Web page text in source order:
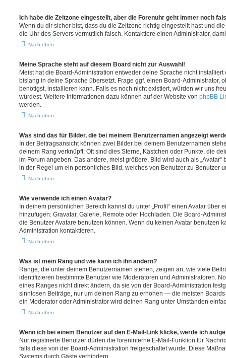
Ich habe die Zeitzone eingestellt, aber die Forenuhr geht immer noch
Wenn du dir sicher bist, dass du die Zeitzone richtig eingestellt hast und
die Uhr des Servers vermutlich falsch. Kontaktiere einen Administrator,
Nach oben
Meine Sprache steht auf diesem Board nicht zur Auswahl!
Meist hat die Board-Administration entweder deine Sprache nicht
bislang in deine Sprache übersetzt. Frage ggf. einen Board-Administrator,
benötigst, installieren kann. Falls es noch nicht existiert, würden wir uns
würdest. Weitere Informationen dazu können auf der Website von phpBB
werden.
Nach oben
Was sind das für Bilder, die bei meinem Benutzernamen angezeigt
In der Beitragsansicht können zwei Bilder bei deinem Benutzernamen
deinem Rang verknüpft: Oft sind dies Sterne, Kästchen oder Punkte, die
im Forum angeben. Das andere, meist größere, Bild wird auch als
in der Regel um ein persönliches Bild, welches von Benutzer zu Benutzer
Nach oben
Wie verwende ich einen Avatar?
In deinem persönlichen Bereich kannst du unter „Profil“ einen Avatar über
hinzufügen: Gravatar, Galerie, Remote oder Hochladen. Die Board-
die Benutzer Avatare benutzen können. Wenn du keinen Avatar benutzen
Administration kontaktieren.
Nach oben
Was ist mein Rang und wie kann ich ihn ändern?
Ränge, die unter deinem Benutzernamen stehen, zeigen an, wie viele
identifizieren bestimmte Benutzer wie Moderatoren und Administratoren.
eines Ranges nicht direkt ändern, da sie von der Board-Administration
sinnlosen Beiträge, nur um deinen Rang zu erhöhen — die meisten
ein Moderator oder Administrator wird deinen Rang unter Umständen
Nach oben
Wenn ich bei einem Benutzer auf den E-Mail-Link klicke, werde ich
Nur registrierte Benutzer dürfen die foreninterne E-Mail-Funktion für
falls diese von der Board-Administration freigeschaltet wurde. Diese
Systems durch Gäste verhindern.